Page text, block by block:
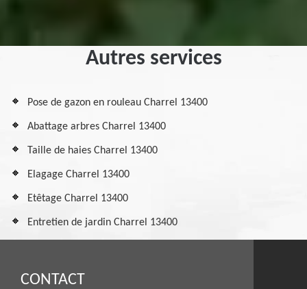
Autres services
Pose de gazon en rouleau Charrel 13400
Abattage arbres Charrel 13400
Taille de haies Charrel 13400
Elagage Charrel 13400
Etêtage Charrel 13400
Entretien de jardin Charrel 13400
CONTACT